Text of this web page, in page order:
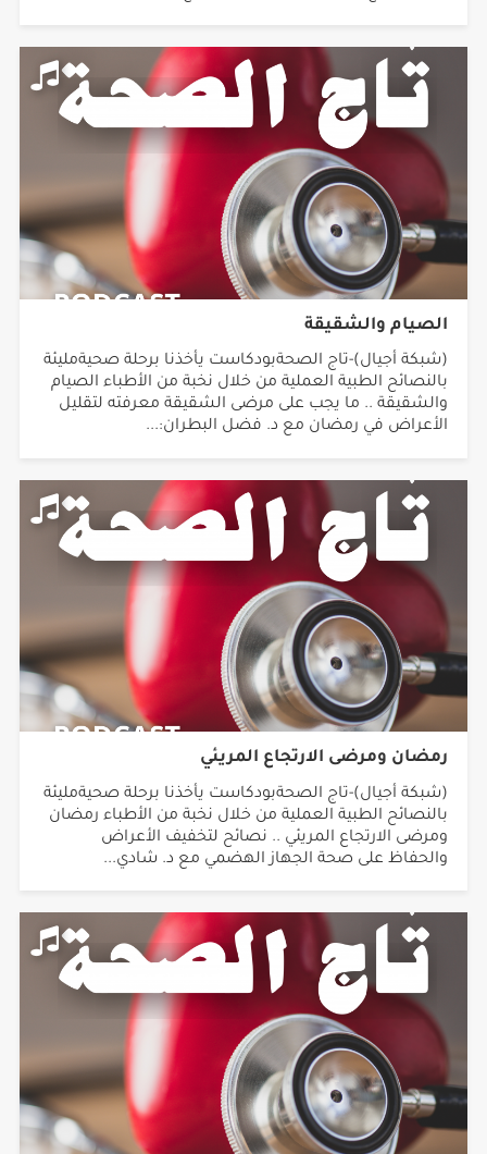
الصيام والشقيقة
(شبكة أجيال)-تاج الصحةبودكاست يأخذنا برحلة صحيةمليئة
بالنصائح الطبية العملية من خلال نخبة من الأطباء الصيام
والشقيقة .. ما يجب على مرضى الشقيقة معرفته لتقليل
الأعراض في رمضان مع د. فضل البطران:...
رمضان ومرضى الارتجاع المريئي
(شبكة أجيال)-تاج الصحةبودكاست يأخذنا برحلة صحيةمليئة
بالنصائح الطبية العملية من خلال نخبة من الأطباء رمضان
ومرضى الارتجاع المريئي .. نصائح لتخفيف الأعراض
والحفاظ على صحة الجهاز الهضمي مع د. شادي...